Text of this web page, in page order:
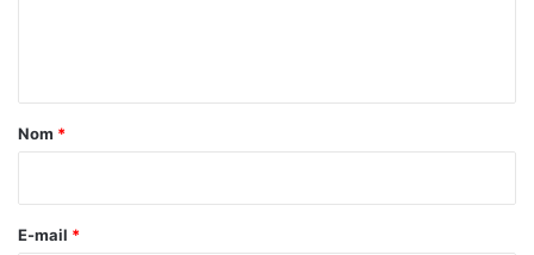
a
e
Nom *
E-mail *